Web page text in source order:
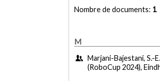
Nombre de documents: 1
M
Marjani-Bajestani, S.-
(RoboCup 2024),